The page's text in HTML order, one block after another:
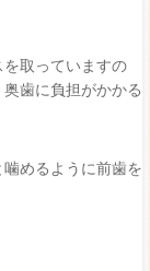
取っていますの
歯に負担がかかる
めるように前歯を